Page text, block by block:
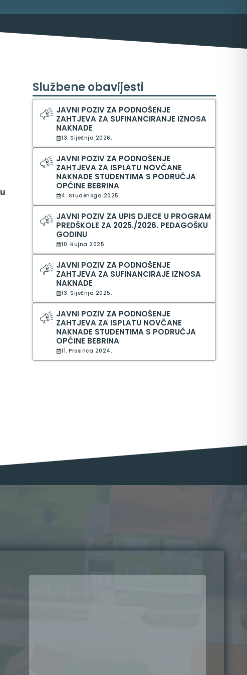
u
Službene obavijesti
JAVNI POZIV ZA PODNOŠENJE
ZAHTJEVA ZA SUFINANCIRANJE IZNOSA
NAKNADE
13. Siječnja 2026.
JAVNI POZIV ZA PODNOŠENJE
ZAHTJEVA ZA ISPLATU NOVČANE
NAKNADE STUDENTIMA S PODRUČJA
OPĆINE BEBRINA
4. Studenoga 2025.
JAVNI POZIV ZA UPIS DJECE U PROGRAM
PREDŠKOLE ZA 2025./2026. PEDAGOŠKU
GODINU
10. Rujna 2025.
JAVNI POZIV ZA PODNOŠENJE
ZAHTJEVA ZA SUFINANCIRAJE IZNOSA
NAKNADE
13. Siječnja 2025.
JAVNI POZIV ZA PODNOŠENJE
ZAHTJEVA ZA ISPLATU NOVČANE
NAKNADE STUDENTIMA S PODRUČJA
OPĆINE BEBRINA
11. Prosinca 2024.